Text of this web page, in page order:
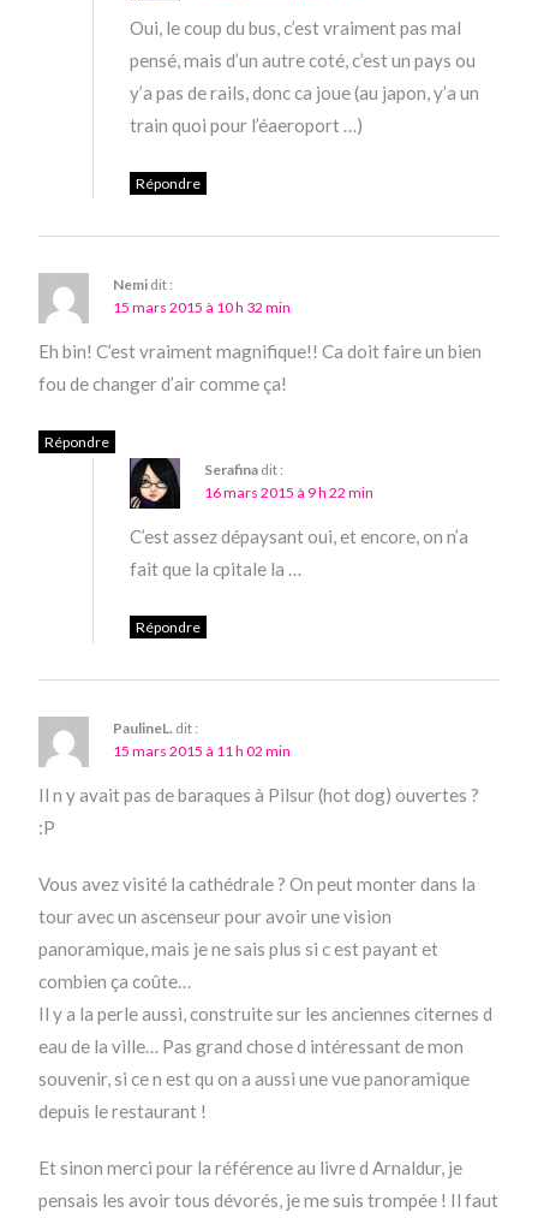
Oui, le coup du bus, c’est vraiment pas mal
pensé, mais d’un autre coté, c’est un pays ou
y’a pas de rails, donc ca joue (au japon, y’a un
train quoi pour l’éaeroport …)
Répondre
Nemi dit :
15 mars 2015 à 10 h 32 min
Eh bin! C’est vraiment magnifique!! Ca doit faire un bien
fou de changer d’air comme ça!
Répondre
Serafina dit :
16 mars 2015 à 9 h 22 min
C’est assez dépaysant oui, et encore, on n’a
fait que la cpitale la …
Répondre
PaulineL. dit :
15 mars 2015 à 11 h 02 min
Il n y avait pas de baraques à Pilsur (hot dog) ouvertes ?
:P
Vous avez visité la cathédrale ? On peut monter dans la
tour avec un ascenseur pour avoir une vision
panoramique, mais je ne sais plus si c est payant et
combien ça coûte…
Il y a la perle aussi, construite sur les anciennes citernes d
eau de la ville… Pas grand chose d intéressant de mon
souvenir, si ce n est qu on a aussi une vue panoramique
depuis le restaurant !
Et sinon merci pour la référence au livre d Arnaldur, je
pensais les avoir tous dévorés, je me suis trompée ! Il faut